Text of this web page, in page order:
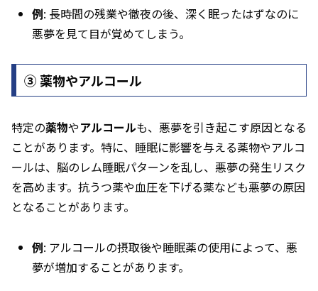
例: 長時間の残業や徹夜の後、深く眠ったはずなのに
悪夢を見て目が覚めてしまう。
➂ 薬物やアルコール
特定の薬物やアルコールも、悪夢を引き起こす原因となる
ことがあります。特に、睡眠に影響を与える薬物やアルコ
ールは、脳のレム睡眠パターンを乱し、悪夢の発生リスク
を高めます。抗うつ薬や血圧を下げる薬なども悪夢の原因
となることがあります。
例: アルコールの摂取後や睡眠薬の使用によって、悪
夢が増加することがあります。